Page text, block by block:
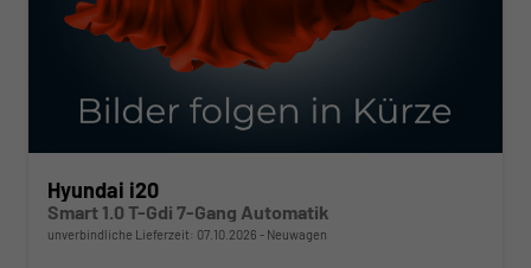
Hyundai i20
Smart 1.0 T-Gdi 7-Gang Automatik
unverbindliche Lieferzeit: 07.10.2026 Neuwagen